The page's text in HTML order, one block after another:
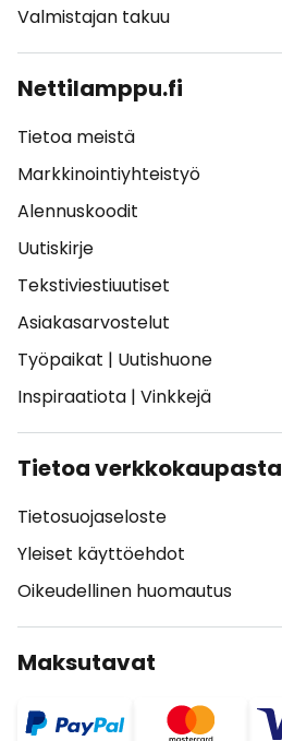
Valmistajan takuu
Nettilamppu.fi
Tietoa meistä
Markkinointiyhteistyö
Alennuskoodit
Uutiskirje
Tekstiviestiuutiset
Asiakasarvostelut
Työpaikat | Uutishuone
Inspiraatiota | Vinkkejä
Tietoa verkkokaupasta
Tietosuojaseloste
Yleiset käyttöehdot
Oikeudellinen huomautus
Maksutavat